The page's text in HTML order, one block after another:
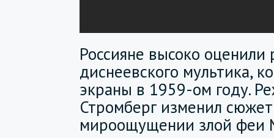
Россияне высоко оценили
диснеевского мультика,
экраны в 1959-ом году.
Стромберг изменил
мироощущении злой феи